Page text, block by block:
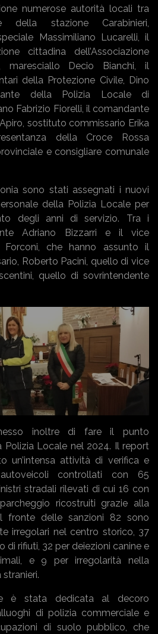
numerose autorità locali tra
stazione Carabinieri,
Massimiliano Lucarelli, il
cittadina dell’Associazione
maresciallo Decio Bianchi, il
della Protezione Civile, Dino
della Polizia Locale di
Fabrizio Fiorelli, il comandante
sostituto commissario Erika
della Croce Rossa
e consigliare comunale
sono stati assegnati i nuovi
della Polizia Locale per
degli anni di servizio. Tra i
Adriano Bizzarri e il vice
Forconi, che hanno assunto il
Roberto Pacini, quello di vice
quello di sovrintendente
inoltre di fare il punto
Polizia Locale nel 2024. Il report
un’intensa attività di verifica e
controllati con 65
stradali rilevati di cui 16 con
ricostruiti grazie alla
fronte delle sanzioni 82 sono
irregolari nel centro storico, 37
di rifiuti, 32 per deiezioni canine e
e 9 per irregolarità nella
è stata dedicata al decoro
di polizia commerciale e
di suolo pubblico, che